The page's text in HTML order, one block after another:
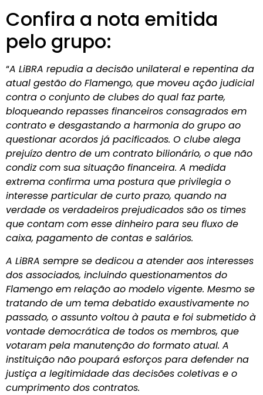
Confira a nota emitida
pelo grupo:
“A LiBRA repudia a decisão unilateral e repentina da
atual gestão do Flamengo, que moveu ação judicial
contra o conjunto de clubes do qual faz parte,
bloqueando repasses financeiros consagrados em
contrato e desgastando a harmonia do grupo ao
questionar acordos já pacificados. O clube alega
prejuízo dentro de um contrato bilionário, o que não
condiz com sua situação financeira. A medida
extrema confirma uma postura que privilegia o
interesse particular de curto prazo, quando na
verdade os verdadeiros prejudicados são os times
que contam com esse dinheiro para seu fluxo de
caixa, pagamento de contas e salários.
A LiBRA sempre se dedicou a atender aos interesses
dos associados, incluindo questionamentos do
Flamengo em relação ao modelo vigente. Mesmo se
tratando de um tema debatido exaustivamente no
passado, o assunto voltou à pauta e foi submetido à
vontade democrática de todos os membros, que
votaram pela manutenção do formato atual. A
instituição não poupará esforços para defender na
justiça a legitimidade das decisões coletivas e o
cumprimento dos contratos.